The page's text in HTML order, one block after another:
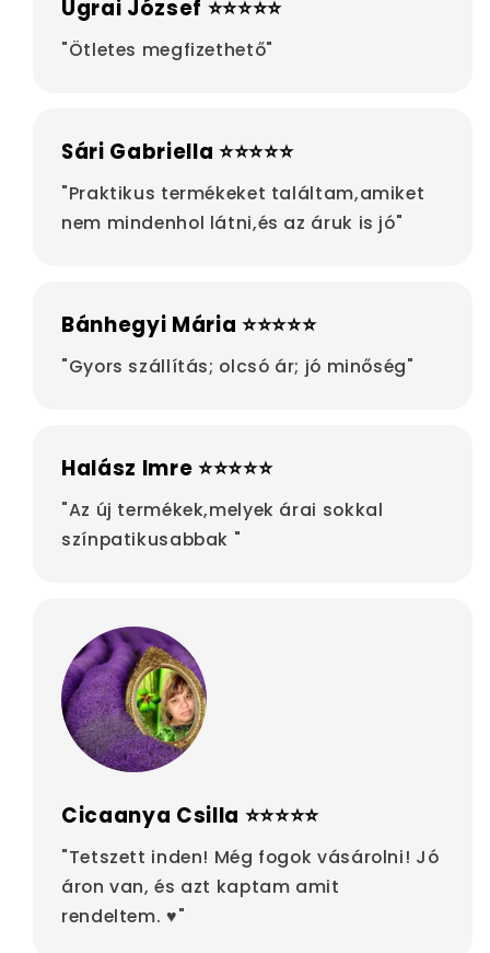
Ugrai József ⭐⭐⭐⭐⭐
"Ötletes megfizethető"
Sári Gabriella ⭐⭐⭐⭐⭐
"Praktikus termékeket találtam,amiket
nem mindenhol látni,és az áruk is jó"
Bánhegyi Mária ⭐⭐⭐⭐⭐
"Gyors szállítás; olcsó ár; jó minőség"
Halász Imre ⭐⭐⭐⭐⭐
"Az új termékek,melyek árai sokkal
színpatikusabbak "
Cicaanya Csilla ⭐⭐⭐⭐⭐
"Tetszett inden! Még fogok vásárolni! Jó
áron van, és azt kaptam amit
rendeltem. ♥"